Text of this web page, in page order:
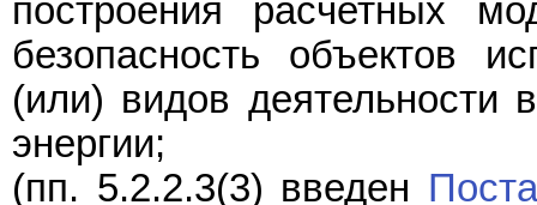
построения расчетных
безопасность объектов
(или) видов деятельности
энергии;
(пп. 5.2.2.3(3) введен